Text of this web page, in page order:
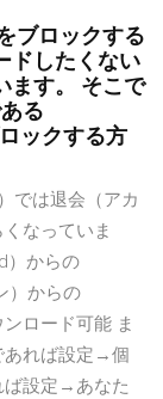
ブロックする
ドしたくない
ます。 そこで
る
ックする方
では退会（アカ
なっていま
）からの
）からの
ロード可能 ま
あれば設定→個
ば設定→あなた